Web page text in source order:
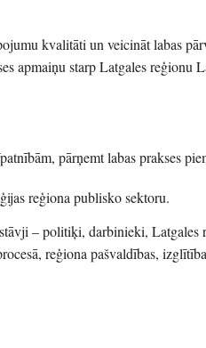
kvalitāti un veicināt labas
apmaiņu starp Latgales reģionu
pārņemt labas prakses
reģiona publisko sektoru.
– politiķi, darbinieki, Latgales
reģiona pašvaldības,